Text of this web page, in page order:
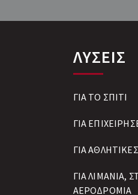
ΛΥΣΕΙΣ
ΓΙΑ ΤΟ ΣΠΙΤΙ
ΓΙΑ
ΓΙΑ
ΓΙΑ ΛΙΜΑΝΙΑ,
ΑΕΡΟΔΡΟΜΙΑ